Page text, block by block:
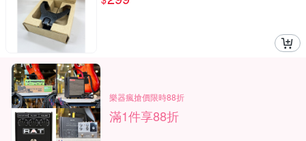
樂器瘋搶價限時88折
滿1件享88折